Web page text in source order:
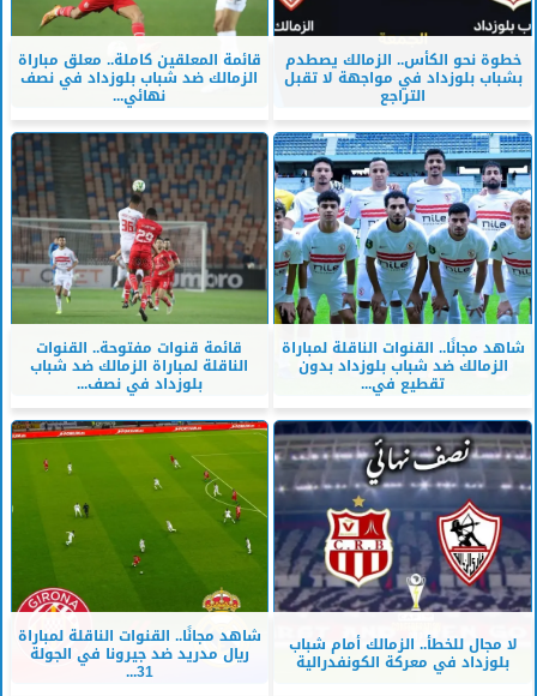
خطوة نحو الكأس.. الزمالك يصطدم
بشباب بلوزداد في مواجهة لا تقبل
التراجع
قائمة المعلقين كاملة.. معلق مباراة
الزمالك ضد شباب بلوزداد في نصف
نهائي...
شاهد مجانًا.. القنوات الناقلة لمباراة
الزمالك ضد شباب بلوزداد بدون
تقطيع في...
قائمة قنوات مفتوحة.. القنوات
الناقلة لمباراة الزمالك ضد شباب
بلوزداد في نصف...
لا مجال للخطأ.. الزمالك أمام شباب
بلوزداد في معركة الكونفدرالية
شاهد مجانًا.. القنوات الناقلة لمباراة
ريال مدريد ضد جيرونا في الجولة
31...